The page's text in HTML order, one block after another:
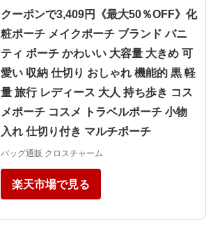
クーポンで3,409円《最大50％OFF》化
粧ポーチ メイクポーチ ブランド バニ
ティ ポーチ かわいい 大容量 大きめ 可
愛い 収納 仕切り おしゃれ 機能的 黒 軽
量 旅行 レディース 大人 持ち歩き コス
メポーチ コスメ トラベルポーチ 小物
入れ 仕切り付き マルチポーチ
バッグ通販 クロスチャーム
楽天市場で見る